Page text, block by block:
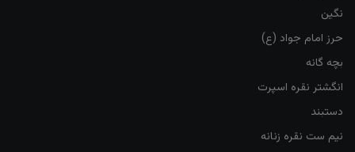
نگین
حرز امام جواد (ع)
بچه گانه
انگشتر نقره اسپرت
دستبند
نیم ست نقره زنانه